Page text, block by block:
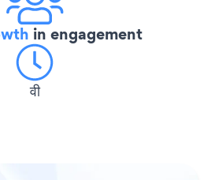
in engagement
वी